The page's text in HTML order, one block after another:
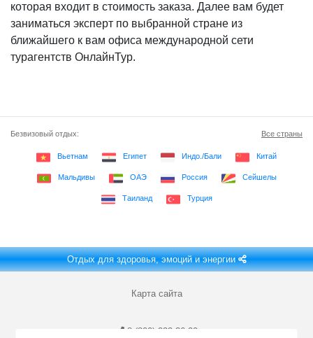
которая входит в стоимость заказа. Далее вам будет
заниматься эксперт по выбранной стране из
ближайшего к вам офиса международной сети
турагентств ОнлайнТур.
Безвизовый отдых: Все страны
Вьетнам Египет Индо./Бали Китай
Мальдивы ОАЭ Россия Сейшелы
Таиланд Турция
Отдых для здоровья, эмоций и энергии
Карта сайта
8 (800) 222-36-20